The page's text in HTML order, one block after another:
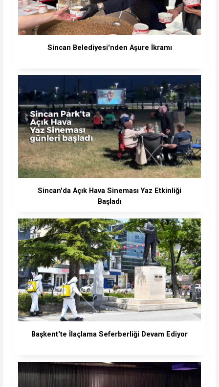
Sincan Belediyesi'nden Aşure İkramı
Sincan'da Açık Hava Sineması Yaz Etkinliği
Başladı
Başkent'te İlaçlama Seferberliği Devam Ediyor